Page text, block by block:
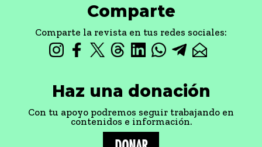
Comparte
Comparte la revista en tus redes sociales:
Haz una donación
Con tu apoyo podremos seguir trabajando en
contenidos e información.